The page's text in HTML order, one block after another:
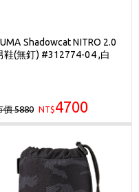
Shadowcat NITRO 2.0
鞋(無釘) #312774-04 ,白
價 5880 NT$4700